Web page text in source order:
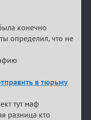
конечно
определил, что не
в тюрьму
тут маф
разница кто